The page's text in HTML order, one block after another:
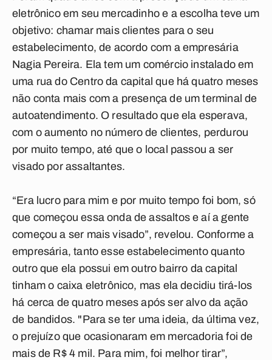
eletrônico em seu mercadinho e a escolha teve um
objetivo: chamar mais clientes para o seu
estabelecimento, de acordo com a empresária
Nagia Pereira. Ela tem um comércio instalado em
uma rua do Centro da capital que há quatro meses
não conta mais com a presença de um terminal de
autoatendimento. O resultado que ela esperava,
com o aumento no número de clientes, perdurou
por muito tempo, até que o local passou a ser
visado por assaltantes.
“Era lucro para mim e por muito tempo foi bom, só
que começou essa onda de assaltos e aí a gente
começou a ser mais visado”, revelou. Conforme a
empresária, tanto esse estabelecimento quanto
outro que ela possui em outro bairro da capital
tinham o caixa eletrônico, mas ela decidiu tirá-los
há cerca de quatro meses após ser alvo da ação
de bandidos. "Para se ter uma ideia, da última vez,
o prejuízo que ocasionaram em mercadoria foi de
mais de R$ 4 mil. Para mim, foi melhor tirar”,